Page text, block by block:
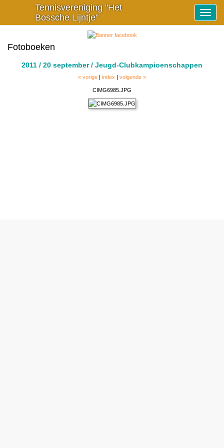
Toggle
Tennisvereniging "Het
Bossche Lijntje"
Fotoboeken
2011 / 20 september / Jeugd-Clubkampioenschappen
« vorige | index | volgende »
CIMG6985.JPG